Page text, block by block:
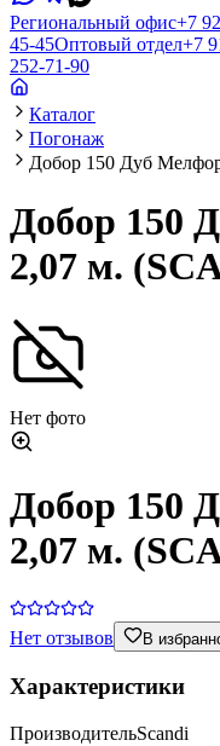
Региональный офис+7
45-45Оптовый отдел+7
252-71-90
Каталог
Погонаж
Добор 150 Дуб
Добор 150
2,07 м.
Нет фото
Добор 150
2,07 м.
Нет отзывов В
Характеристики
ПроизводительScandi